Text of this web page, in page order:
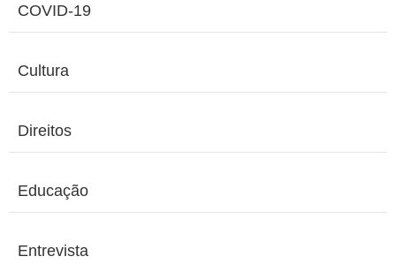
COVID-19
Cultura
Direitos
Educação
Entrevista